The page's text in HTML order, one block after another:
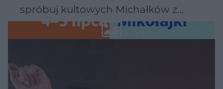
spróbuj kultowych Michałków z
Wawelu